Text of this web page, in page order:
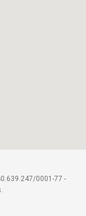
0001-77 -